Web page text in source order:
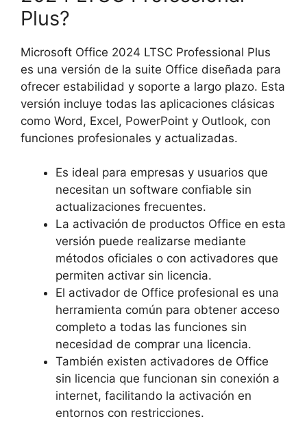
Plus?
Microsoft Office 2024 LTSC Professional Plus
es una versión de la suite Office diseñada para
ofrecer estabilidad y soporte a largo plazo. Esta
versión incluye todas las aplicaciones clásicas
como Word, Excel, PowerPoint y Outlook, con
funciones profesionales y actualizadas.
Es ideal para empresas y usuarios que
necesitan un software confiable sin
actualizaciones frecuentes.
La activación de productos Office en esta
versión puede realizarse mediante
métodos oficiales o con activadores que
permiten activar sin licencia.
El activador de Office profesional es una
herramienta común para obtener acceso
completo a todas las funciones sin
necesidad de comprar una licencia.
También existen activadores de Office
sin licencia que funcionan sin conexión a
internet, facilitando la activación en
entornos con restricciones.